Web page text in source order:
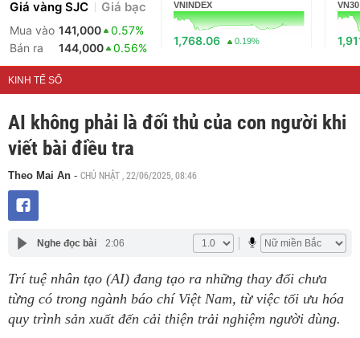
Giá vàng SJC Giá bạc
Mua vào 141,000
0.57%
Bán ra
144,000 0.56%
VNINDEX
1,768.06 0.19%
VN30
KINH TẾ SỐ
AI không phải là đối thủ của con người khi
viết bài điều tra
Theo Mai An - CHỦ NHẬT , 22/06/2025, 08:46
Nghe đọc bài 2:06
Trí tuệ nhân tạo (AI) đang tạo ra những thay đổi chưa
từng có trong ngành báo chí Việt Nam, từ việc tối ưu hóa
quy trình sản xuất đến cải thiện trải nghiệm người dùng.